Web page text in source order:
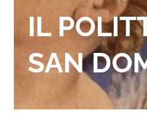
IL
SAN